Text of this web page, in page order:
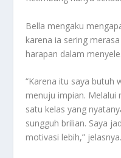
Bella mengaku
karena ia sering
harapan dalam
“Karena itu saya butuh
menuju impian.
satu kelas yang
sungguh brilian. Saya
motivasi lebih,” jelasnya.